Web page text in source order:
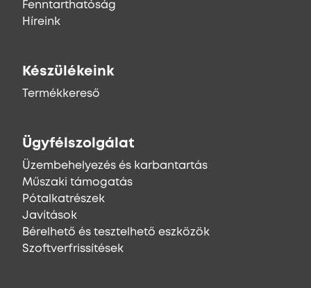
Fenntarthatóság
Híreink
Készülékeink
Termékkereső
Ügyfélszolgálat
Üzembehelyezés és karbantartás
Műszaki támogatás
Pótalkatrészek
Javítások
Bérelhető és tesztelhető eszközök
Szoftverfrissítések